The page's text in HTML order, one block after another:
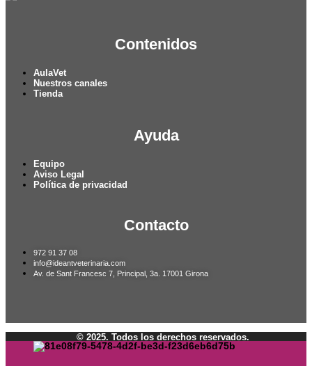
Contenidos
AulaVet
Nuestros canales
Tienda
Ayuda
Equipo
Aviso Legal
Política de privacidad
Contacto
972 91 37 08
info@ideantveterinaria.com
Av. de Sant Francesc 7, Principal, 3a. 17001 Girona
© 2025. Todos los derechos reservados.